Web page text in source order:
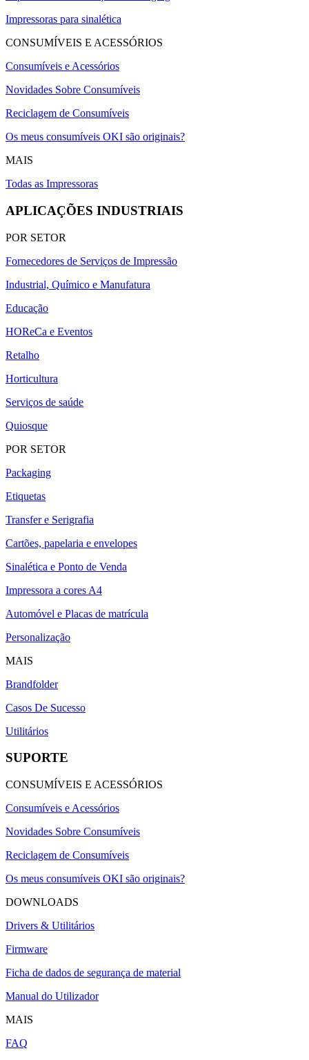
Impressoras para sinalética
CONSUMÍVEIS E ACESSÓRIOS
Consumíveis e Acessórios
Novidades Sobre Consumíveis
Reciclagem de Consumíveis
Os meus consumíveis OKI são originais?
MAIS
Todas as Impressoras
APLICAÇÕES INDUSTRIAIS
POR SETOR
Fornecedores de Serviços de Impressão
Industrial, Químico e Manufatura
Educação
HOReCa e Eventos
Retalho
Horticultura
Serviços de saúde
Quiosque
POR SETOR
Packaging
Etiquetas
Transfer e Serigrafia
Cartões, papelaria e envelopes
Sinalética e Ponto de Venda
Impressora a cores A4
Automóvel e Placas de matrícula
Personalização
MAIS
Brandfolder
Casos De Sucesso
Utilitários
SUPORTE
CONSUMÍVEIS E ACESSÓRIOS
Consumíveis e Acessórios
Novidades Sobre Consumíveis
Reciclagem de Consumíveis
Os meus consumíveis OKI são originais?
DOWNLOADS
Drivers & Utilitários
Firmware
Ficha de dados de segurança de material
Manual do Utilizador
MAIS
FAQ